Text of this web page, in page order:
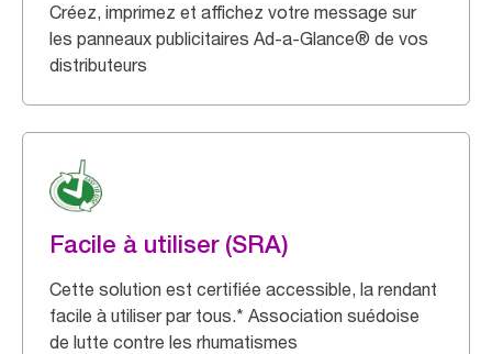
Créez, imprimez et affichez votre message sur
les panneaux publicitaires Ad-a-Glance® de vos
distributeurs
Facile à utiliser (SRA)
Cette solution est certifiée accessible, la rendant
facile à utiliser par tous.* Association suédoise
de lutte contre les rhumatismes